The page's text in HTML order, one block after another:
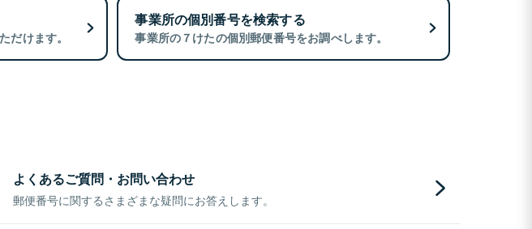
だけます。
事業所の個別番号を検索する
事業所の７けたの個別郵便番号をお調べします。
よくあるご質問・お問い合わせ
郵便番号に関するさまざまな疑問にお答えします。